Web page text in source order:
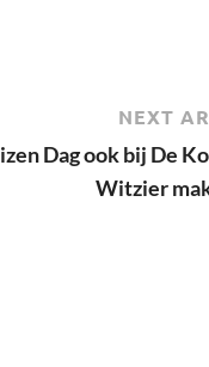
NEXT
Dag ook bij De
Witzier